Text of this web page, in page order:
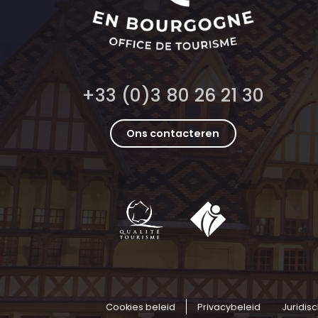
+33 (0)3 80 26 21 30
Ons contacteren
Cookies beleid Privacybeleid